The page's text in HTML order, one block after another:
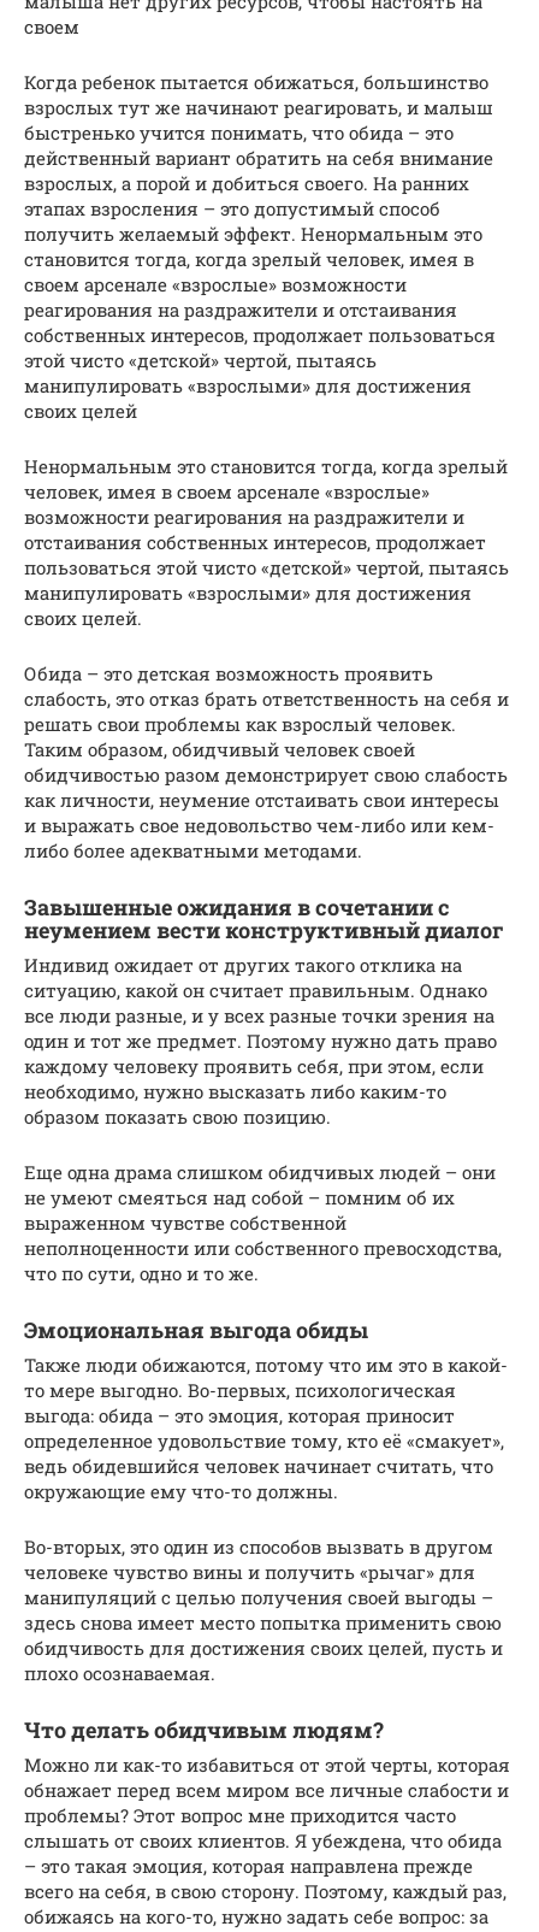
своем
Когда ребенок пытается обижаться, большинство
взрослых тут же начинают реагировать, и малыш
быстренько учится понимать, что обида – это
действенный вариант обратить на себя внимание
взрослых, а порой и добиться своего. На ранних
этапах взросления – это допустимый способ
получить желаемый эффект. Ненормальным это
становится тогда, когда зрелый человек, имея в
своем арсенале «взрослые» возможности
реагирования на раздражители и отстаивания
собственных интересов, продолжает пользоваться
этой чисто «детской» чертой, пытаясь
манипулировать «взрослыми» для достижения
своих целей
Ненормальным это становится тогда, когда зрелый
человек, имея в своем арсенале «взрослые»
возможности реагирования на раздражители и
отстаивания собственных интересов, продолжает
пользоваться этой чисто «детской» чертой, пытаясь
манипулировать «взрослыми» для достижения
своих целей.
Обида – это детская возможность проявить
слабость, это отказ брать ответственность на себя и
решать свои проблемы как взрослый человек.
Таким образом, обидчивый человек своей
обидчивостью разом демонстрирует свою слабость
как личности, неумение отстаивать свои интересы
и выражать свое недовольство чем-либо или кем-
либо более адекватными методами.
Завышенные ожидания в сочетании с
неумением вести конструктивный диалог
Индивид ожидает от других такого отклика на
ситуацию, какой он считает правильным. Однако
все люди разные, и у всех разные точки зрения на
один и тот же предмет. Поэтому нужно дать право
каждому человеку проявить себя, при этом, если
необходимо, нужно высказать либо каким-то
образом показать свою позицию.
Еще одна драма слишком обидчивых людей – они
не умеют смеяться над собой – помним об их
выраженном чувстве собственной
неполноценности или собственного превосходства,
что по сути, одно и то же.
Эмоциональная выгода обиды
Также люди обижаются, потому что им это в какой-
то мере выгодно. Во-первых, психологическая
выгода: обида – это эмоция, которая приносит
определенное удовольствие тому, кто её «смакует»,
ведь обидевшийся человек начинает считать, что
окружающие ему что-то должны.
Во-вторых, это один из способов вызвать в другом
человеке чувство вины и получить «рычаг» для
манипуляций с целью получения своей выгоды –
здесь снова имеет место попытка применить свою
обидчивость для достижения своих целей, пусть и
плохо осознаваемая.
Что делать обидчивым людям?
Можно ли как-то избавиться от этой черты, которая
обнажает перед всем миром все личные слабости и
проблемы? Этот вопрос мне приходится часто
слышать от своих клиентов. Я убеждена, что обида
– это такая эмоция, которая направлена прежде
всего на себя, в свою сторону. Поэтому, каждый раз,
обижаясь на кого-то, нужно задать себе вопрос: за